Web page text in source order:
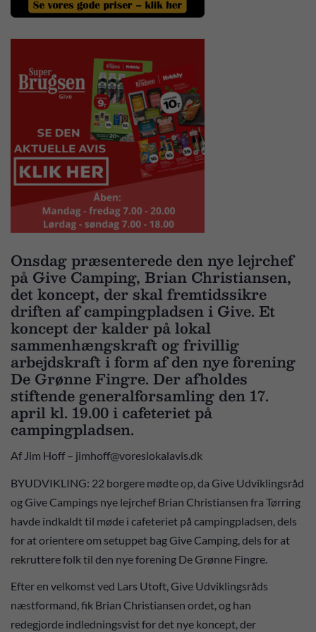
Onsdag præsenterede den nye lejrchef
på Give Camping, Brian Christiansen,
det koncept, der skal fremtidssikre
driften af campingpladsen i Give. Et
koncept der kalder på lokal
sammenhængskraft og frivillig
arbejdskraft i form af den nye forening
De Grønne Fingre. Der afholdes
stiftende generalforsamling den 17.
april kl. 19.00 i cafeteriet på
campingpladsen.
Af Jim Hoff – jimhoff@voreslokalavis.dk
BYUDVIKLING: 22 borgere mødte op, da Give Udviklingsråd
og Give Campings nye lejrchef Brian Christiansen fra Tørring
havde indkaldt til møde i cafeteriet på campingpladsen, dels
for at orientere om setuppet bag Give Camping, dels for at
rekruttere folk til den nye forening De Grønne Fingre.
Efter en velkomst ved Lars Utoft, Give Udviklingsråds
næstformand, fik Brian Christiansen ordet, og han
redegjorde indledningsvist for det nye koncept, der